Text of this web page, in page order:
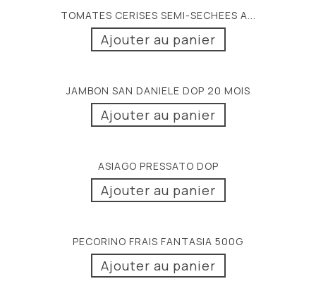
TOMATES CERISES SEMI-SECHEES A...
Ajouter au panier
JAMBON SAN DANIELE DOP 20 MOIS
Ajouter au panier
ASIAGO PRESSATO DOP
Ajouter au panier
PECORINO FRAIS FANTASIA 500G
Ajouter au panier